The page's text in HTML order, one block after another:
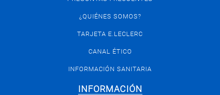
¿QUIÉNES SOMOS?
TARJETA E.LECLERC
CANAL ÉTICO
INFORMACIÓN SANITARIA
INFORMACIÓN